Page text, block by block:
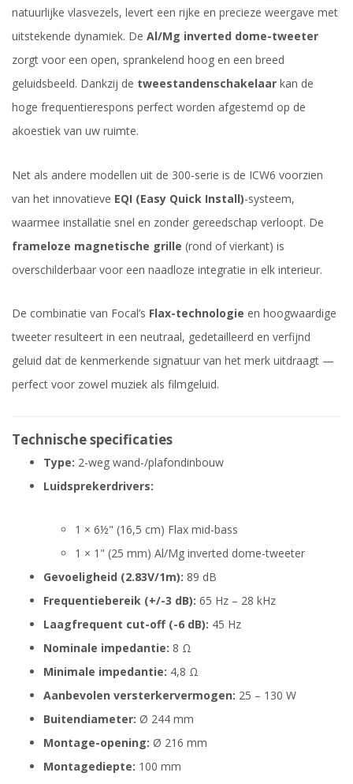
natuurlijke vlasvezels, levert een rijke en precieze weergave met
uitstekende dynamiek. De Al/Mg inverted dome-tweeter
zorgt voor een open, sprankelend hoog en een breed
geluidsbeeld. Dankzij de tweestandenschakelaar kan de
hoge frequentierespons perfect worden afgestemd op de
akoestiek van uw ruimte.
Net als andere modellen uit de 300-serie is de ICW6 voorzien
van het innovatieve EQI (Easy Quick Install)-systeem,
waarmee installatie snel en zonder gereedschap verloopt. De
frameloze magnetische grille (rond of vierkant) is
overschilderbaar voor een naadloze integratie in elk interieur.
De combinatie van Focal’s Flax-technologie en hoogwaardige
tweeter resulteert in een neutraal, gedetailleerd en verfijnd
geluid dat de kenmerkende signatuur van het merk uitdraagt —
perfect voor zowel muziek als filmgeluid.
Technische specificaties
Type: 2-weg wand-/plafondinbouw
Luidsprekerdrivers:
1 × 6½" (16,5 cm) Flax mid-bass
1 × 1" (25 mm) Al/Mg inverted dome-tweeter
Gevoeligheid (2.83V/1m): 89 dB
Frequentiebereik (+/-3 dB): 65 Hz – 28 kHz
Laagfrequent cut-off (-6 dB): 45 Hz
Nominale impedantie: 8 Ω
Minimale impedantie: 4,8 Ω
Aanbevolen versterkervermogen: 25 – 130 W
Buitendiameter: Ø 244 mm
Montage-opening: Ø 216 mm
Montagediepte: 100 mm